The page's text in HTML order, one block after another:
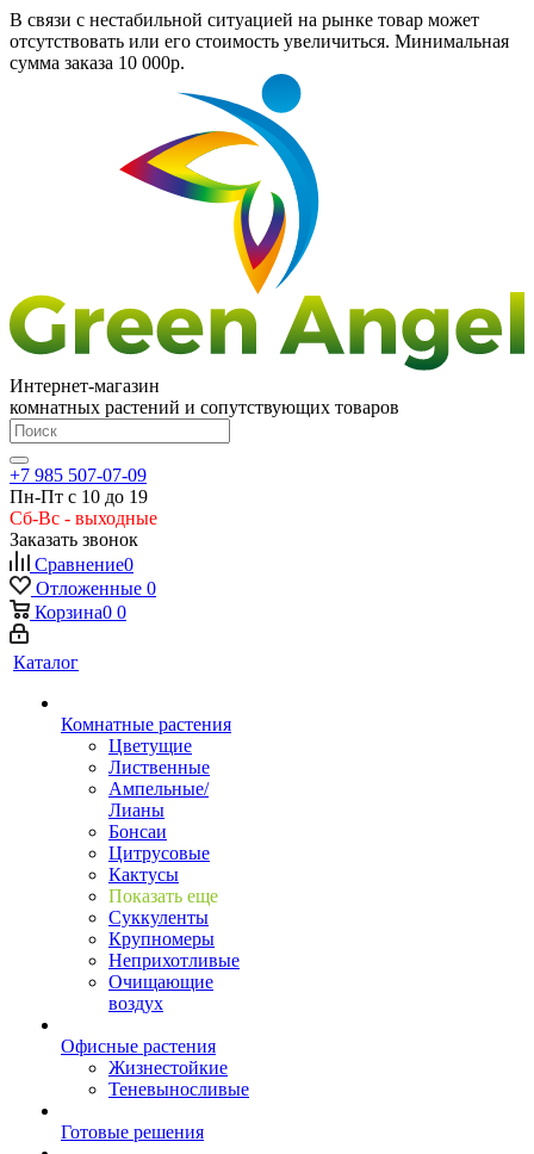
В связи с нестабильной ситуацией на рынке товар может
отсутствовать или его стоимость увеличиться. Минимальная
сумма заказа 10 000р.
Интернет-магазин
комнатных растений и сопутствующих товаров
+7 985 507-07-09
Пн-Пт с 10 до 19
Сб-Вс - выходные
Заказать звонок
Сравнение0
Отложенные 0
Корзина0 0
Каталог
Комнатные растения
Цветущие
Лиственные
Ампельные/
Лианы
Бонсаи
Цитрусовые
Кактусы
Показать еще
Суккуленты
Крупномеры
Неприхотливые
Очищающие
воздух
Офисные растения
Жизнестойкие
Теневыносливые
Готовые решения